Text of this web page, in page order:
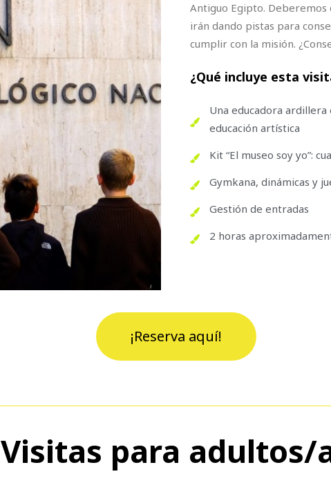
Antiguo Egipto.
irán dando pistas para
cumplir con la misión.
¿Qué incluye esta
Una educadora
educación artística
Kit “El museo soy yo”:
Gymkana, dinámicas y
Gestión de entradas
2 horas
¡Reserva aquí!
Visitas para adultos/